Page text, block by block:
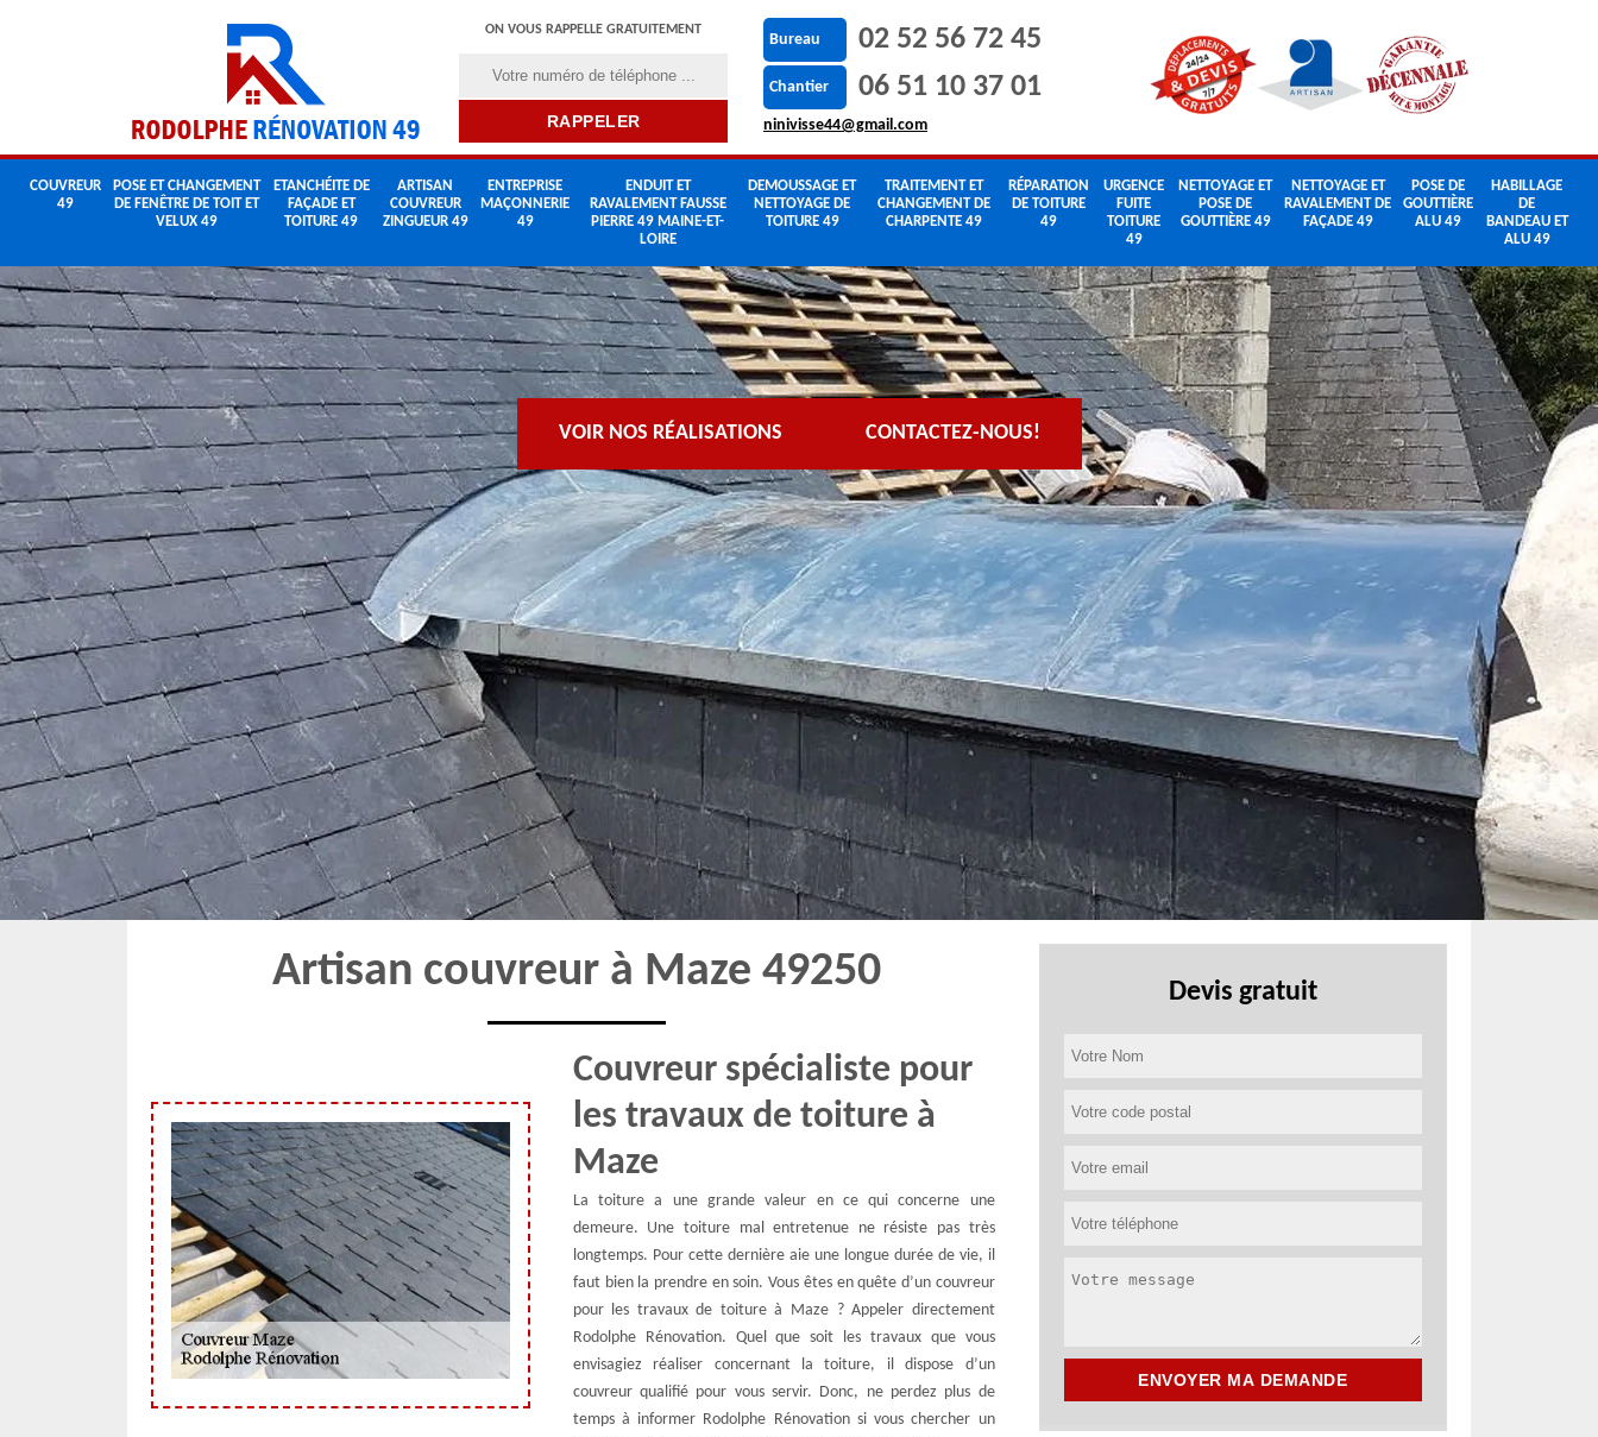
ON VOUS RAPPELLE GRATUITEMENT
Bureau 02 52 56 72 45
Chantier 06 51 10 37 01
ninivisse44@gmail.com
COUVREUR
49
POSE ET CHANGEMENT
DE FENÊTRE DE TOIT ET
VELUX 49
ETANCHÉITE DE
FAÇADE ET
TOITURE 49
ARTISAN
COUVREUR
ZINGUEUR 49
ENTREPRISE
MAÇONNERIE
49
ENDUIT ET
RAVALEMENT FAUSSE
PIERRE 49 MAINE-ET-
LOIRE
DEMOUSSAGE ET
NETTOYAGE DE
TOITURE 49
TRAITEMENT ET
CHANGEMENT DE
CHARPENTE 49
RÉPARATION
DE TOITURE
49
URGENCE
FUITE
TOITURE
49
NETTOYAGE ET
POSE DE
GOUTTIÈRE 49
NETTOYAGE ET
RAVALEMENT DE
FAÇADE 49
POSE DE
GOUTTIÈRE
ALU 49
HABILLAGE
DE
BANDEAU ET
ALU 49
VOIR NOS RÉALISATIONS CONTACTEZ-NOUS!
Artisan couvreur à Maze 49250
Couvreur spécialiste pour
les travaux de toiture à
Maze
La toiture a une grande valeur en ce qui concerne une
demeure. Une toiture mal entretenue ne résiste pas très
longtemps. Pour cette dernière aie une longue durée de vie, il
faut bien la prendre en soin. Vous êtes en quête d’un couvreur
pour les travaux de toiture à Maze ? Appeler directement
Rodolphe Rénovation. Quel que soit les travaux que vous
envisagiez réaliser concernant la toiture, il dispose d’un
couvreur qualifié pour vous servir. Donc, ne perdez plus de
temps à informer Rodolphe Rénovation si vous chercher un
Devis gratuit